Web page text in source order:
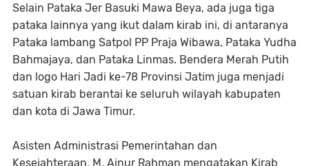
Selain Pataka Jer Basuki Mawa Beya, ada juga tiga
pataka lainnya yang ikut dalam kirab ini, di antaranya
Pataka lambang Satpol PP Praja Wibawa, Pataka Yudha
Bahmajaya, dan Pataka Linmas. Bendera Merah Putih
dan logo Hari Jadi ke-78 Provinsi Jatim juga menjadi
satuan kirab berantai ke seluruh wilayah kabupaten
dan kota di Jawa Timur.
Asisten Administrasi Pemerintahan dan
Kesejahteraan, M. Ainur Rahman mengatakan Kirab